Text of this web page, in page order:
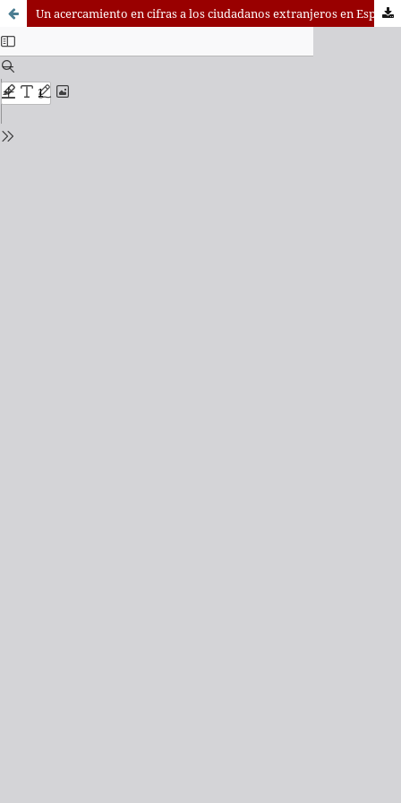
Un acercamiento en cifras a los ciudadanos extranjeros en España